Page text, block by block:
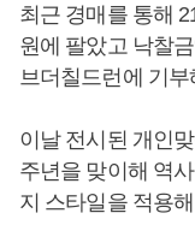
최근 경매를 통해
원에 팔았고 낙찰
브더칠드런에 기
이날 전시된 개인
주년을 맞이해 역
지 스타일을 적용